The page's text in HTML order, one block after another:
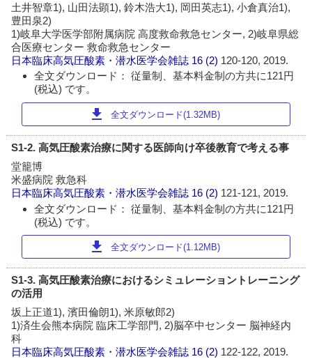
土井智章1), 山田法顕1), 鈴木浩大1), 岡田英志1), 小倉真治1),
豊田泉2)
1)岐阜大学医学部附属病院 高度救命救急センター, 2)岐阜県総
合医療センター 救命救急センター
日本臨床高気圧酸素・潜水医学会雑誌 16 (2) 120-120, 2019.
全文ダウンロード： 従量制、基本料金制の方共に121円
(税込) です。
download 全文ダウンロード(1.32MB)
S1-2. 高気圧酸素治療に関する医師向け卒後教育で考える事
堂籠博
米盛病院 救急科
日本臨床高気圧酸素・潜水医学会雑誌 16 (2) 121-121, 2019.
全文ダウンロード： 従量制、基本料金制の方共に121円
(税込) です。
download 全文ダウンロード(1.12MB)
S1-3. 高気圧酸素治療におけるシミュレーショントレーニング
の活用
坂上正道1), 濱田倫朗1), 米原敏郎2)
1)済生会熊本病院 臨床工学部門, 2)脳卒中センター 脳神経内
科
日本臨床高気圧酸素・潜水医学会雑誌 16 (2) 122-122, 2019.